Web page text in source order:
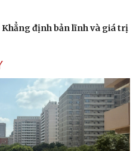
Khẳng định bản lĩnh và giá trị